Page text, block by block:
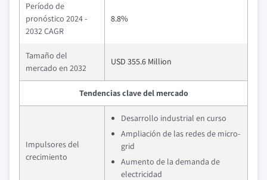
Período de
pronóstico 2024 -
2032 CAGR
8.8%
Tamaño del
mercado en 2032
USD 355.6 Million
Tendencias clave del mercado
Impulsores del
crecimiento
Desarrollo industrial en curso
Ampliación de las redes de micro-
grid
Aumento de la demanda de
electricidad